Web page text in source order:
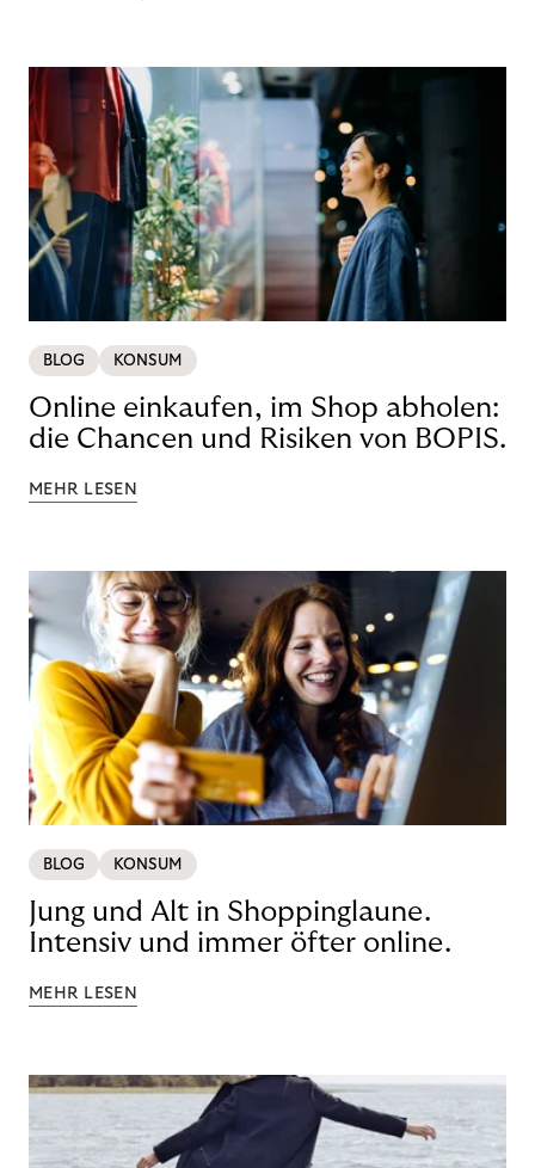
BLOG KONSUM
Online einkaufen, im Shop abholen:
die Chancen und Risiken von BOPIS.
MEHR LESEN
BLOG KONSUM
Jung und Alt in Shoppinglaune.
Intensiv und immer öfter online.
MEHR LESEN